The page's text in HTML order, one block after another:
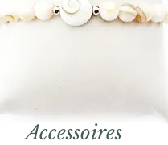
Accessoires